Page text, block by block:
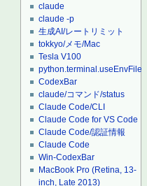
claude
claude -p
生成AI/レートリミット
tokkyo/メモ/Mac
Tesla V100
python.terminal.useEnvFile
CodexBar
claude/コマンド/status
Claude Code/CLI
Claude Code for VS Code
Claude Code/認証情報
Claude Code
Win-CodexBar
MacBook Pro (Retina, 13-
inch, Late 2013)